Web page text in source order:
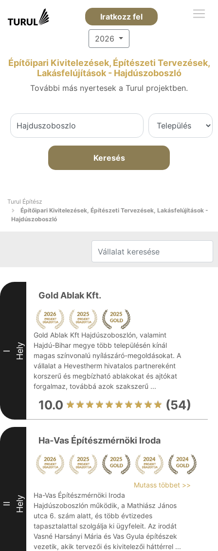
Iratkozz fel
2026
Építőipari Kivitelezések, Építészeti Tervezések,
Lakásfelújítások - Hajdúszoboszló
További más nyertesek a Turul projektben.
Keresés
Turul Építész
Építőipari Kivitelezések, Építészeti Tervezések, Lakásfelújítások -
Hajdúszoboszló
I Hely
Gold Ablak Kft.
Gold Ablak Kft Hajdúszoboszlón, valamint
Hajdú-Bihar megye több településén kínál
magas színvonalú nyílászáró-megoldásokat. A
vállalat a Hevestherm hivatalos partnereként
korszerű és megbízható ablakokat és ajtókat
forgalmaz, továbbá azok szakszerű ...
10.0 (54)
II Hely
Ha-Vas Építészmérnöki Iroda
Mutass többet >>
Ha-Vas Építészmérnöki Iroda
Hajdúszoboszlón működik, a Mathiász János
utca 6. szám alatt, és több évtizedes
tapasztalattal szolgálja ki ügyfeleit. Az irodát
Vasné Harsányi Mária és Vas Gyula építészek
vezetik, akik tervezői és kivitelezői háttérrel ...